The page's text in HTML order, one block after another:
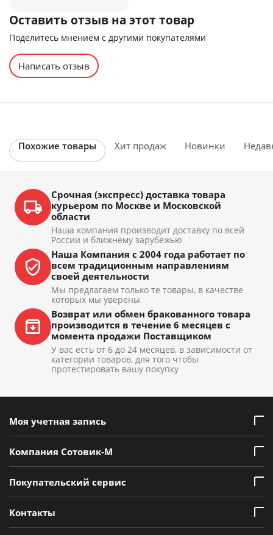
Оставить отзыв на этот товар
Поделитесь мнением с другими покупателями
Написать отзыв
Похожие товары Хит продаж Новинки
Срочная (экспресс) доставка товара
курьером по Москве и Московской
области
Наша компания производит доставку по всей
России и ближнему зарубежью
Наша Компания с 2004 года работает по
всем традиционным направлениям
своей деятельности
Мы предлагаем только те товары, в качестве
которых мы уверены
Возврат или обмен бракованного товара
производится в течение 6 месяцев с
момента продажи Поставщиком
У вас есть от 6 до 24 месяцев, в зависимости от
категории товаров, для того чтобы
протестировать вашу покупку
Моя учетная запись
Компания Сотовик-М
Покупательский сервис
Контакты